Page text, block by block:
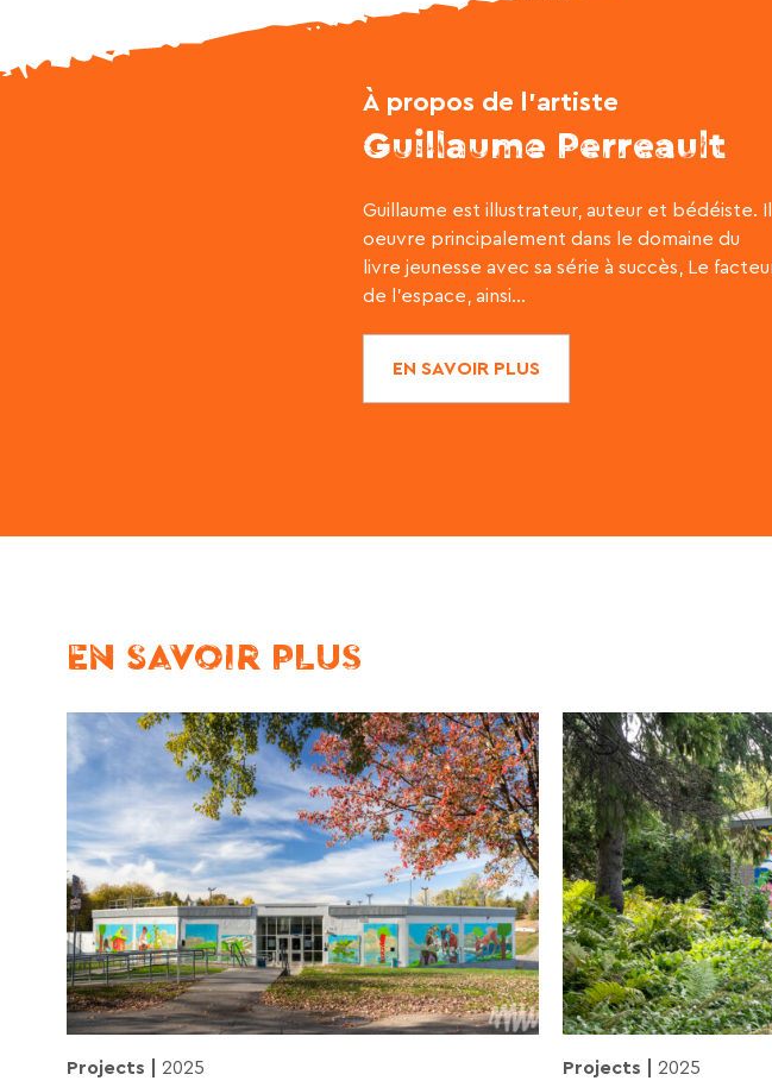
À propos de l’artiste
Guillaume Perreault
Guillaume est illustrateur, auteur et bédéiste. Il
oeuvre principalement dans le domaine du
livre jeunesse avec sa série à succès, Le
de l’espace, ainsi...
EN SAVOIR PLUS
EN SAVOIR PLUS
Projects 2025 Projects 2025